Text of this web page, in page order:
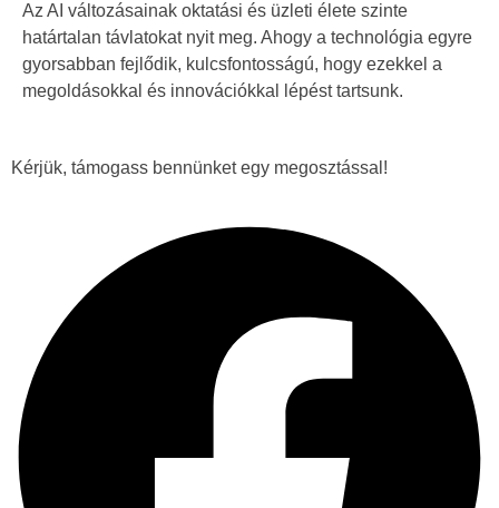
Az AI változásainak oktatási és üzleti élete szinte
határtalan távlatokat nyit meg. Ahogy a technológia egyre
gyorsabban fejlődik, kulcsfontosságú, hogy ezekkel a
megoldásokkal és innovációkkal lépést tartsunk.
Kérjük, támogass bennünket egy megosztással!